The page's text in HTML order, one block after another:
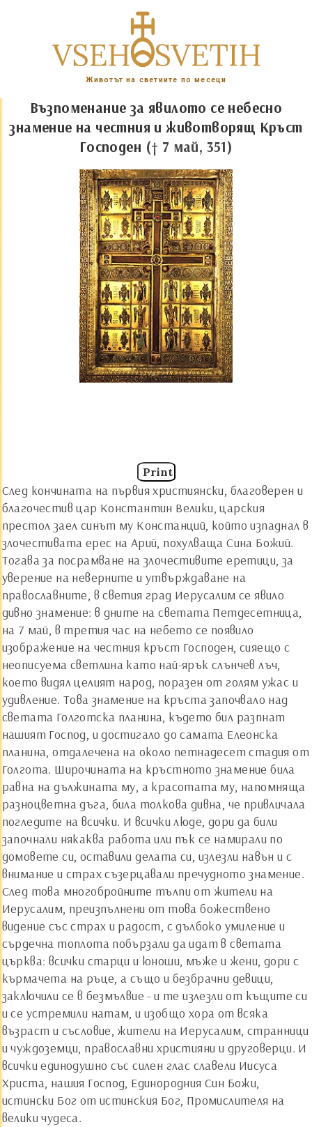
Животът на светиите по месеци
Възпоменание за явилото се небесно
знамение на честния и животворящ Кръст
Господен († 7 май, 351)
Print
След кончината на първия християнски, благоверен и
благочестив цар Константин Велики, царския
престол заел синът му Констанций, който изпаднал в
злочестивата ерес на Арий, похулваща Сина Божий.
Тогава за посрамване на злочестивите еретици, за
уверение на неверните и утвърждаване на
православните, в светия град Иерусалим се явило
дивно знамение: в дните на светата Петдесетница,
на 7 май, в третия час на небето се появило
изображение на честния кръст Господен, сияещо с
неописуема светлина като най-ярък слънчев лъч,
което видял целият народ, поразен от голям ужас и
удивление. Това знамение на кръста започвало над
светата Голготска планина, където бил разпнат
нашият Господ, и достигало до самата Елеонска
планина, отдалечена на около петнадесет стадия от
Голгота. Широчината на кръстното знамение била
равна на дължината му, а красотата му, напомняща
разноцветна дъга, била толкова дивна, че привличала
погледите на всички. И всички люде, дори да били
започнали някаква работа или пък се намирали по
домовете си, оставили делата си, излезли навън и с
внимание и страх съзерцавали пречудното знамение.
След това многобройните тълпи от жители на
Иерусалим, преизпълнени от това божествено
видение със страх и радост, с дълбоко умиление и
сърдечна топлота побързали да идат в светата
църква: всички старци и юноши, мъже и жени, дори с
кърмачета на ръце, а също и безбрачни девици,
заключили се в безмълвие - и те излезли от къщите си
и се устремили натам, и изобщо хора от всяка
възраст и съсловие, жители на Иерусалим, странници
и чуждоземци, православни християни и друговерци. И
всички единодушно със силен глас славели Иисуса
Христа, нашия Господ, Единородния Син Божи,
истински Бог от истинския Бог, Промислителя на
велики чудеса.